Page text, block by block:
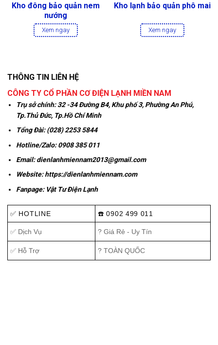
Kho đông bảo quản nem
nướng
Xem ngay
Kho lạnh bảo quản phô mai
Xem ngay
THÔNG TIN LIÊN HỆ
CÔNG TY CỔ PHẦN CƠ ĐIỆN LẠNH MIỀN NAM
Trụ sở chính:32 -34 Đường B4, Khu phố 3, Phường An Phú,
Tp.Thủ Đức, Tp.Hồ Chí Minh
Tổng Đài: (028) 2253 5844
Hotline/Zalo:0908 385 011
Email:dienlanhmiennam2013@gmail.com
Website:https://dienlanhmiennam.com
Fanpage: Vật Tư Điện Lạnh
✅ HOTLINE ☎️ 0902 499 011
✅ Dịch Vụ ? Giá Rẻ - Uy Tín
✅ Hỗ Trợ ? TOÀN QUỐC